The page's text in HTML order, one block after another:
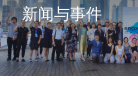
新闻与事件